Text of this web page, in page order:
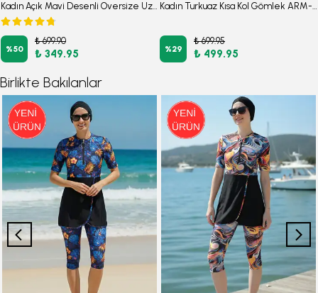
Kadın Açık Mavi Desenli Oversize Uzun Basic Gömlek ARM-22Y001148
%50
₺ 699.90
₺ 349.95
Kadın Turkuaz Kısa Kol Gömlek ARM-26Y001120
%29
₺ 699.95
₺ 499.95
Birlikte Bakılanlar